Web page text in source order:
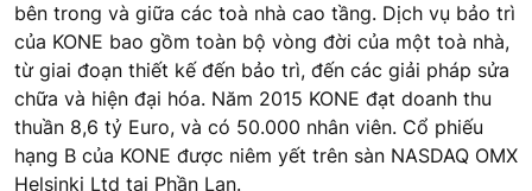
bên trong và giữa các toà nhà cao tầng. Dịch vụ bảo trì
của KONE bao gồm toàn bộ vòng đời của một toà nhà,
từ giai đoạn thiết kế đến bảo trì, đến các giải pháp sửa
chữa và hiện đại hóa. Năm 2015 KONE đạt doanh thu
thuần 8,6 tỷ Euro, và có 50.000 nhân viên. Cổ phiếu
hạng B của KONE được niêm yết trên sàn NASDAQ OMX
Helsinki Ltd tại Phần Lan.